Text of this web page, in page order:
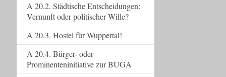
A 20.2. Städtische Entscheidungen:
Vernunft oder politischer Wille?
A 20.3. Hostel für Wuppertal!
A 20.4. Bürger- oder
Prominenteninitiative zur BUGA